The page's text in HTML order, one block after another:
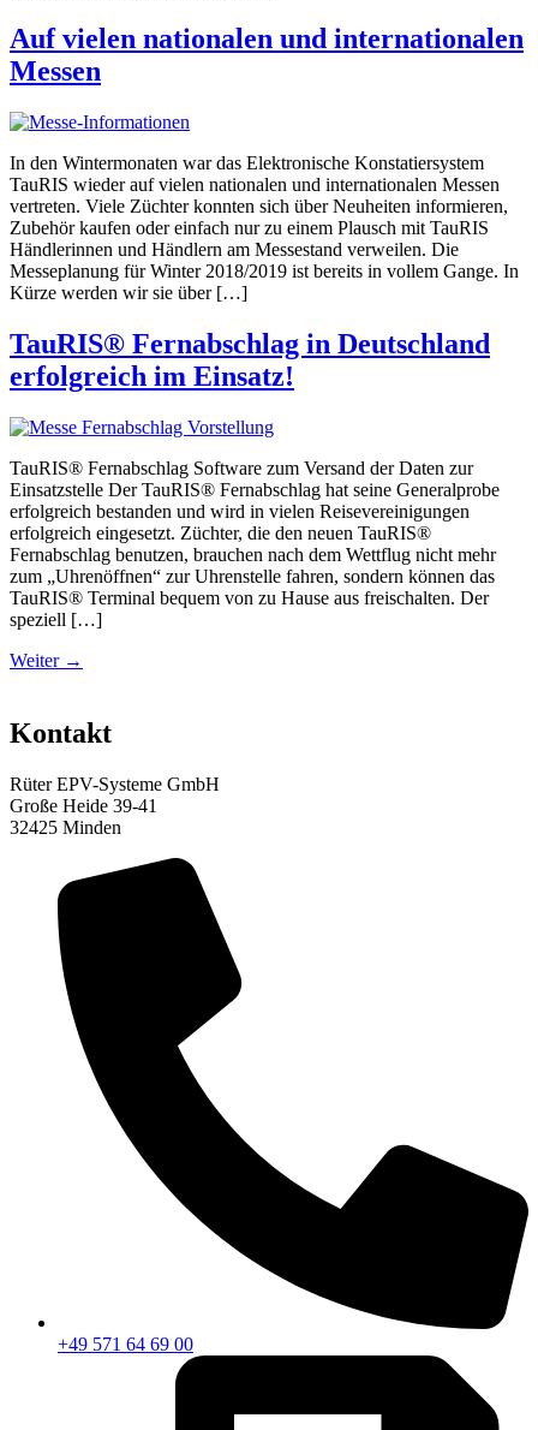
Auf vielen nationalen und internationalen
Messen
In den Wintermonaten war das Elektronische Konstatiersystem
TauRIS wieder auf vielen nationalen und internationalen Messen
vertreten. Viele Züchter konnten sich über Neuheiten informieren,
Zubehör kaufen oder einfach nur zu einem Plausch mit TauRIS
Händlerinnen und Händlern am Messestand verweilen. Die
Messeplanung für Winter 2018/2019 ist bereits in vollem Gange. In
Kürze werden wir sie über […]
TauRIS® Fernabschlag in Deutschland
erfolgreich im Einsatz!
TauRIS® Fernabschlag Software zum Versand der Daten zur
Einsatzstelle Der TauRIS® Fernabschlag hat seine Generalprobe
erfolgreich bestanden und wird in vielen Reisevereinigungen
erfolgreich eingesetzt. Züchter, die den neuen TauRIS®
Fernabschlag benutzen, brauchen nach dem Wettflug nicht mehr
zum „Uhrenöffnen“ zur Uhrenstelle fahren, sondern können das
TauRIS® Terminal bequem von zu Hause aus freischalten. Der
speziell […]
Weiter →
Kontakt
Rüter EPV-Systeme GmbH
Große Heide 39-41
32425 Minden
+49 571 64 69 00